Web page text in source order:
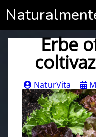
Erbe
NaturVita